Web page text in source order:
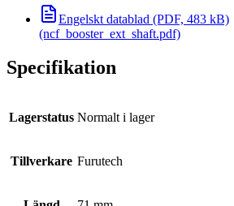
Engelskt datablad (PDF, 483 kB)
(ncf_booster_ext_shaft.pdf)
Specifikation
Lagerstatus Normalt i lager
Tillverkare Furutech